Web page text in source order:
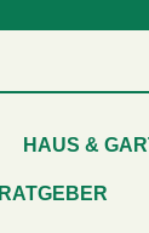
HAUS &
RATGEBER